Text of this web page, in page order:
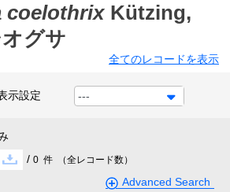
coelothrix Kützing,
グサ
全てのレコードを表示
示設定 ---
/ 0 件 （全レコード数）
Advanced Search